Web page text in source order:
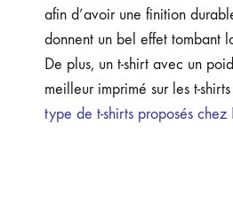
afin d’avoir une finition
donnent un bel effet tombant
De plus, un t-shirt avec un
meilleur imprimé sur les t-
type de t-shirts proposés chez